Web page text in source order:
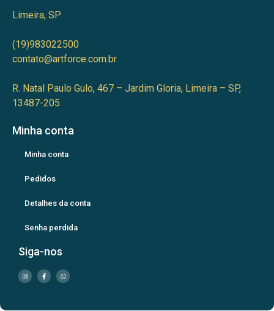
Limeira, SP
(19)983022500
contato@artforce.com.br
R. Natal Paulo Gulo, 467 – Jardim Gloria, Limeira – SP,
13487-205
Minha conta
Minha conta
Pedidos
Detalhes da conta
Senha perdida
Siga-nos